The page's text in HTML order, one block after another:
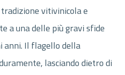
vitivinicola e
a una delle più gravi sfide
anni. Il flagello della
lasciando dietro di